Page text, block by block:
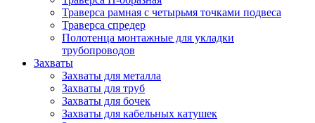
Траверса рамная с четырьмя точками подвеса
Траверса спредер
Полотенца монтажные для укладки
трубопроводов
Захваты
Захваты для металла
Захваты для труб
Захваты для бочек
Захваты для кабельных катушек